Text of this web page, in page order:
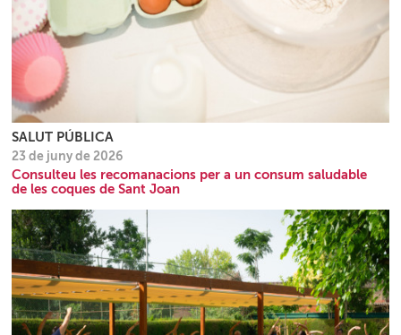
SALUT PÚBLICA
23 de juny de 2026
Consulteu les recomanacions per a un consum saludable
de les coques de Sant Joan